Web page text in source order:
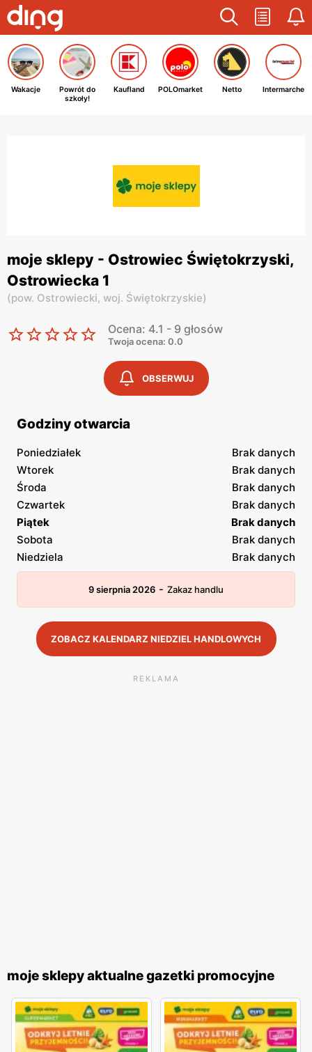
Wakacje
Powrót do
szkoły!
Kaufland POLOmarket Netto Intermarche
moje sklepy - Ostrowiec Świętokrzyski,
Ostrowiecka 1
(pow. Ostrowiecki, woj. Świętokrzyskie)
Ocena: 4.1 - 9 głosów
Twoja ocena: 0.0
OBSERWUJ
Godziny otwarcia
Poniedziałek
Brak danych
Wtorek
Brak danych
Środa
Brak danych
Czwartek
Brak danych
Piątek
Brak danych
Sobota
Brak danych
Niedziela
Brak danych
9 sierpnia 2026 - Zakaz handlu
ZOBACZ KALENDARZ NIEDZIEL HANDLOWYCH
REKLAMA
moje sklepy aktualne gazetki promocyjne